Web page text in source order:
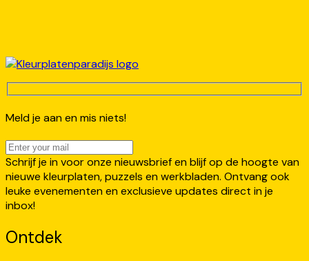
Meld je aan en mis niets!
Schrijf je in voor onze nieuwsbrief en blijf op de hoogte van
nieuwe kleurplaten, puzzels en werkbladen. Ontvang ook
leuke evenementen en exclusieve updates direct in je
inbox!
Ontdek